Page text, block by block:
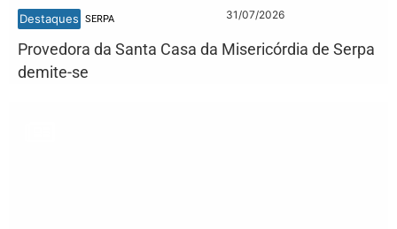
Destaques SERPA 31/07/2026
Provedora da Santa Casa da Misericórdia de Serpa
demite-se